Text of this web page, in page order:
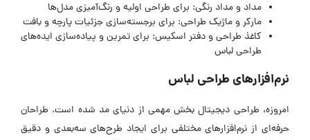
مداد و مداد رنگی: برای طراحی اولیه و رنگ‌آمیزی مدل‌ها
مارکر و ماژیک طراحی: برای برجسته‌سازی جزئیات پارچه و بافت
کاغذ طراحی و دفتر اسکیس: برای تمرین و پیاده‌سازی ایده‌های
طراحی لباس
نرم‌افزارهای طراحی لباس
امروزه، طراحی دیجیتال بخش مهمی از دنیای مد شده است. طراحان
حرفه‌ای از نرم‌افزارهای مختلفی برای ایجاد طرح‌های سه‌بعدی و دقیق